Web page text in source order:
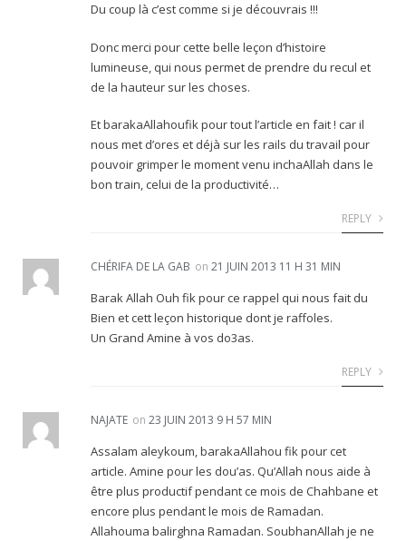
Du coup là c’est comme si je découvrais !!!
Donc merci pour cette belle leçon d’histoire
lumineuse, qui nous permet de prendre du recul et
de la hauteur sur les choses.
Et barakaAllahoufik pour tout l’article en fait ! car il
nous met d’ores et déjà sur les rails du travail pour
pouvoir grimper le moment venu inchaAllah dans le
bon train, celui de la productivité…
REPLY
CHÉRIFA DE LA GAB on 21 JUIN 2013 11 H 31 MIN
Barak Allah Ouh fik pour ce rappel qui nous fait du
Bien et cett leçon historique dont je raffoles.
Un Grand Amine à vos do3as.
REPLY
NAJATE on 23 JUIN 2013 9 H 57 MIN
Assalam aleykoum, barakaAllahou fik pour cet
article. Amine pour les dou’as. Qu’Allah nous aide à
être plus productif pendant ce mois de Chahbane et
encore plus pendant le mois de Ramadan.
Allahouma balirghna Ramadan. SoubhanAllah je ne